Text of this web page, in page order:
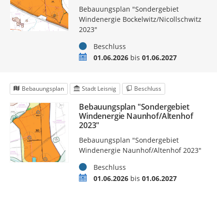
Bebauungsplan "Sondergebiet
Windenergie Bockelwitz/Nicollschwitz
2023"
StatusBeschluss
Zeitraum01.06.2026bis 01.06.2027
Bebauungsplan Stadt Leisnig Beschluss
Bebauungsplan "Sondergebiet
Windenergie Naunhof/Altenhof
2023"
Bebauungsplan "Sondergebiet
Windenergie Naunhof/Altenhof 2023"
StatusBeschluss
Zeitraum01.06.2026bis 01.06.2027